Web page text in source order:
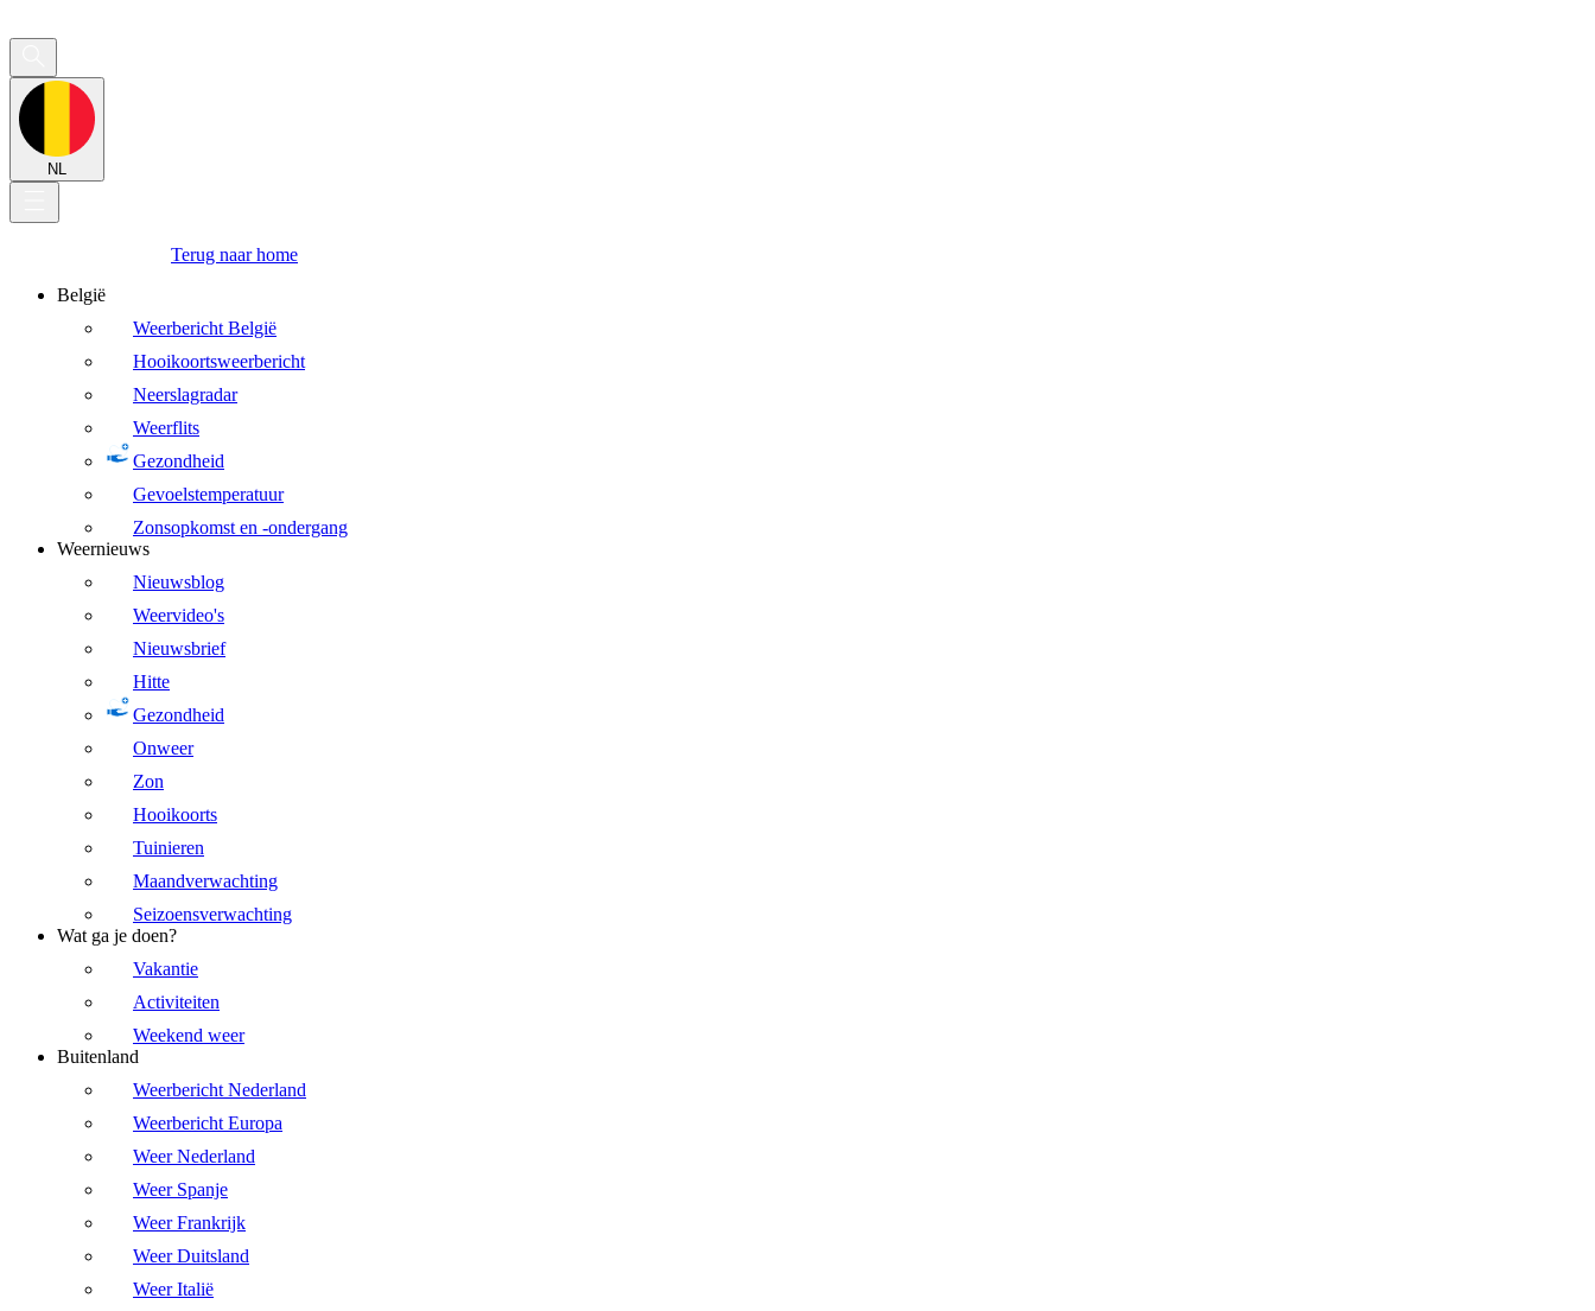
NL
Terug naar home
België
Weerbericht België
Hooikoortsweerbericht
Neerslagradar
Weerflits
Gezondheid
Gevoelstemperatuur
Zonsopkomst en -ondergang
Weernieuws
Nieuwsblog
Weervideo's
Nieuwsbrief
Hitte
Gezondheid
Onweer
Zon
Hooikoorts
Tuinieren
Maandverwachting
Seizoensverwachting
Wat ga je doen?
Vakantie
Activiteiten
Weekend weer
Buitenland
Weerbericht Nederland
Weerbericht Europa
Weer Nederland
Weer Spanje
Weer Frankrijk
Weer Duitsland
Weer Italië